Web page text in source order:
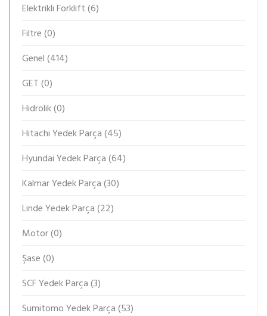
Elektrikli Forklift(6)
Filtre(0)
Genel(414)
GET(0)
Hidrolik(0)
Hitachi Yedek Parça(45)
Hyundai Yedek Parça(64)
Kalmar Yedek Parça(30)
Linde Yedek Parça(22)
Motor(0)
Şase(0)
SCF Yedek Parça(3)
Sumitomo Yedek Parça(53)